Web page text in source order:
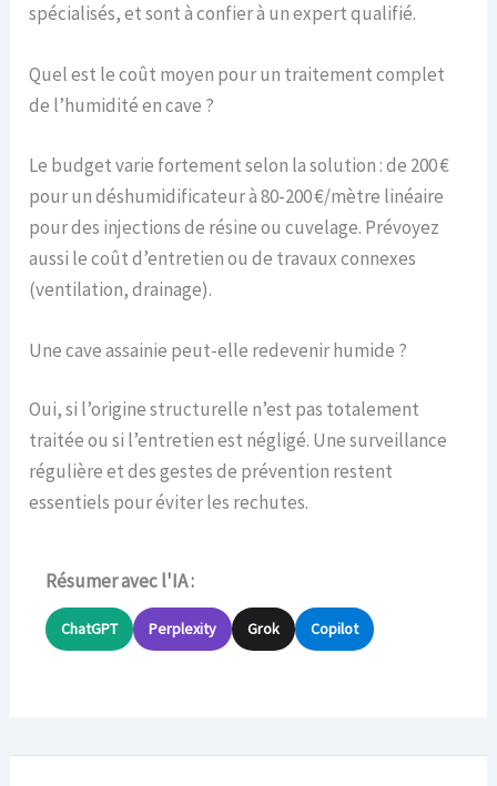
spécialisés, et sont à confier à un expert qualifié.
Quel est le coût moyen pour un traitement complet
de l’humidité en cave ?
Le budget varie fortement selon la solution : de 200 €
pour un déshumidificateur à 80-200 €/mètre linéaire
pour des injections de résine ou cuvelage. Prévoyez
aussi le coût d’entretien ou de travaux connexes
(ventilation, drainage).
Une cave assainie peut-elle redevenir humide ?
Oui, si l’origine structurelle n’est pas totalement
traitée ou si l’entretien est négligé. Une surveillance
régulière et des gestes de prévention restent
essentiels pour éviter les rechutes.
Résumer avec l'IA :
ChatGPT Perplexity Grok Copilot